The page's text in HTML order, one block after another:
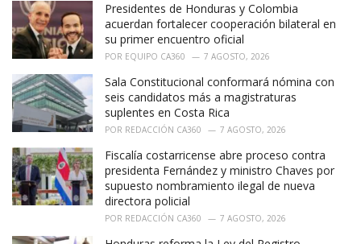
Presidentes de Honduras y Colombia
acuerdan fortalecer cooperación bilateral en
su primer encuentro oficial
POR EQUIPO CA360 7 AGOSTO, 2026
Sala Constitucional conformará nómina con
seis candidatos más a magistraturas
suplentes en Costa Rica
POR REDACCIÓN CA360 7 AGOSTO, 2026
Fiscalía costarricense abre proceso contra
presidenta Fernández y ministro Chaves por
supuesto nombramiento ilegal de nueva
directora policial
POR REDACCIÓN CA360 7 AGOSTO, 2026